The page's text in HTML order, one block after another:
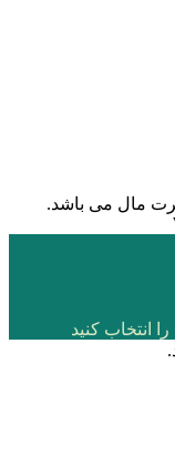
مال می باشد.
انتخاب کنید